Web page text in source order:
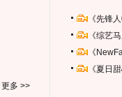
更多 >>
《先锋
《综艺
《
《夏日